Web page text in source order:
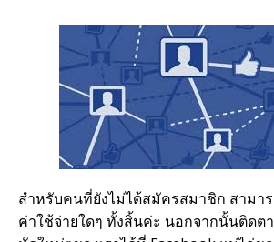
สำหรับคนที่ยังไม่ได้สมัครสมาชิก สามา
ค่าใช้จ่ายใดๆ ทั้งสิ้นค่ะ นอกจากนั้นติดต